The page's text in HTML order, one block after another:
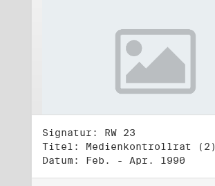
Signatur: RW 23
Titel: Medienkontrollrat (2)
Datum: Feb. - Apr. 1990